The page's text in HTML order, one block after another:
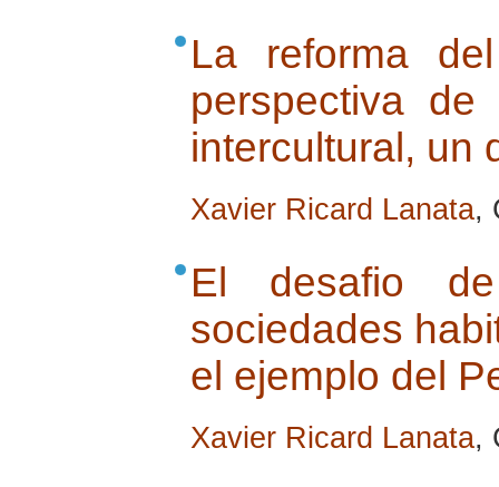
La reforma
perspectiva
intercultural, un
Xavier Ricard Lanata,
El desafio
sociedades
el ejemplo del
Xavier Ricard Lanata,